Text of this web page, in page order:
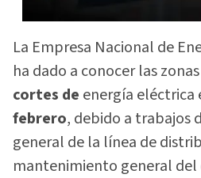
La Empresa Nacional de
ha dado a conocer las
cortes de energía eléctrica
febrero, debido a trabajos
general de la línea de
mantenimiento general del